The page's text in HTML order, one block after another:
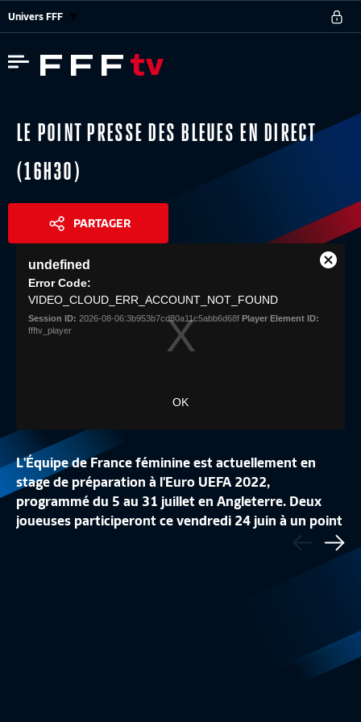
Univers FFF
LE POINT PRESSE DES BLEUES EN DIRECT
(16H30)
PARTAGER
Share
modal
undefined
Error Code:
VIDEO_CLOUD_ERR_ACCOUNT_NOT_FOUND
Session ID: 2026-08-06:3b953b7cd80a11c5abb6d68f Player Element ID:
ffftv_player
OK
Close
L'Équipe de France féminine est actuellement en
stage de préparation à l'Euro UEFA 2022,
programmé du 5 au 31 juillet en Angleterre. Deux
joueuses participeront ce vendredi 24 juin à un point
Précédent
AU COEUR DE LA PRÉPARATION DES
UN
26 JEUNES !
Equipe de